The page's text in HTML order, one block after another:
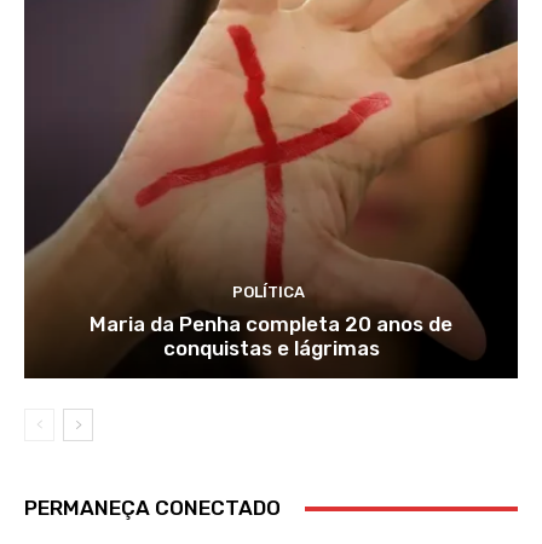
POLÍTICA
Maria da Penha completa 20 anos de
conquistas e lágrimas
PERMANEÇA CONECTADO